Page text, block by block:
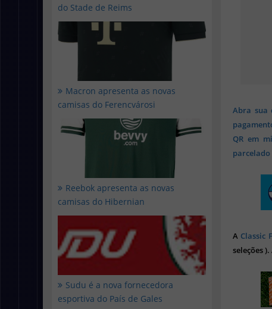
do Stade de Reims
Macron apresenta as novas
camisas do Ferencvárosi
Reebok apresenta as novas
camisas do Hibernian
Sudu é a nova fornecedora
esportiva do País de Gales
Abra sua
QR em
parcelado
A Classic
seleções